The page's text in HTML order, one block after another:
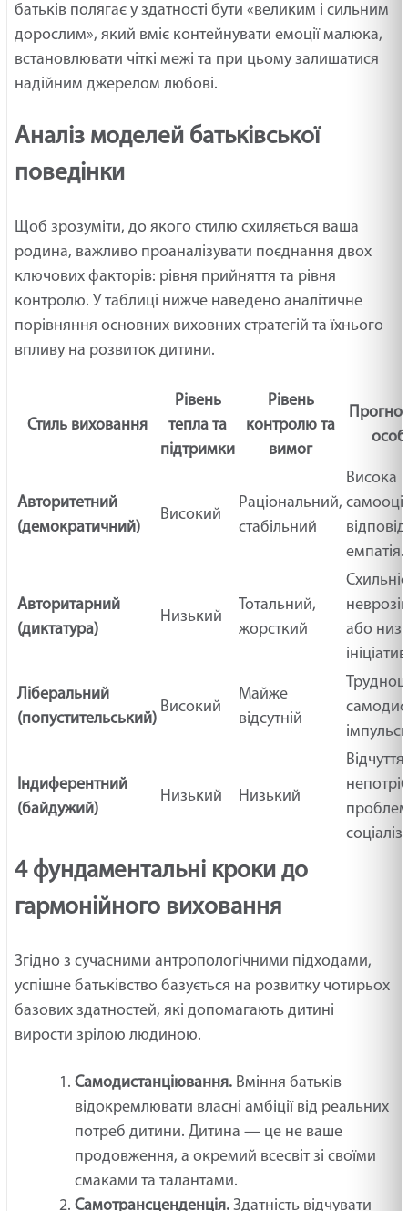
батьків полягає у здатності бути «великим і сильним
дорослим», який вміє контейнувати емоції малюка,
встановлювати чіткі межі та при цьому залишатися
надійним джерелом любові.
Аналіз моделей батьківської
поведінки
Щоб зрозуміти, до якого стилю схиляється ваша
родина, важливо проаналізувати поєднання двох
ключових факторів: рівня прийняття та рівня
контролю. У таблиці нижче наведено аналітичне
порівняння основних виховних стратегій та їхнього
впливу на розвиток дитини.
Стиль виховання
Рівень
тепла та
підтримки
Рівень
контролю та
вимог
Авторитетний
(демократичний)
Високий
Раціональний,
стабільний
Висока
емпатія.
Авторитарний
(диктатура)
Низький
Тотальний,
жорсткий
або
Ліберальний
(попустительський)
Високий
Майже
відсутній
Індиферентний
(байдужий)
Низький Низький
Відчуття
4 фундаментальні кроки до
гармонійного виховання
Згідно з сучасними антропологічними підходами,
успішне батьківство базується на розвитку чотирьох
базових здатностей, які допомагають дитині
вирости зрілою людиною.
Самодистанціювання. Вміння батьків
відокремлювати власні амбіції від реальних
потреб дитини. Дитина — це не ваше
продовження, а окремий всесвіт зі своїми
смаками та талантами.
Самотрансценденція. Здатність відчувати